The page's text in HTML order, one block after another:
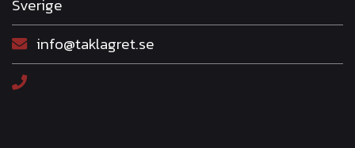
Sverige
info@taklagret.se